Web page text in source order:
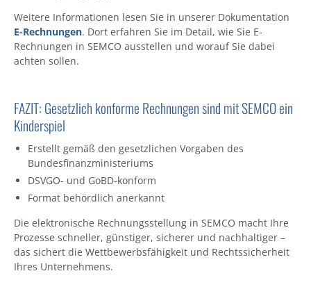
Weitere Informationen lesen Sie in unserer Dokumentation
E-Rechnungen. Dort erfahren Sie im Detail, wie Sie E-
Rechnungen in SEMCO ausstellen und worauf Sie dabei
achten sollen.
FAZIT: Gesetzlich konforme Rechnungen sind mit SEMCO ein
Kinderspiel
Erstellt gemäß den gesetzlichen Vorgaben des
Bundesfinanzministeriums
DSVGO- und GoBD-konform
Format behördlich anerkannt
Die elektronische Rechnungsstellung in SEMCO macht Ihre
Prozesse schneller, günstiger, sicherer und nachhaltiger –
das sichert die Wettbewerbsfähigkeit und Rechtssicherheit
Ihres Unternehmens.